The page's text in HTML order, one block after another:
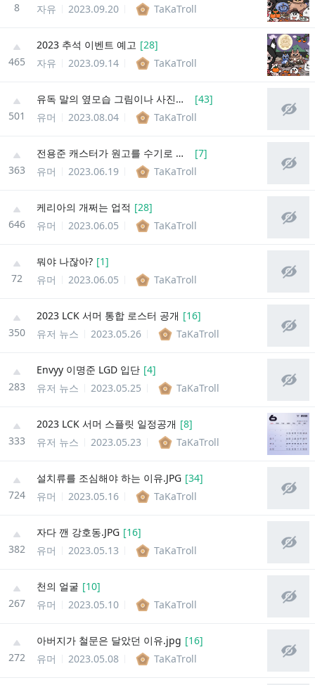
8
자유
2023.09.20 TaKaTroll
465
2023 추석 이벤트 예고 [28]
자유
2023.09.14 TaKaTroll
501
유독 말의 옆모습 그림이나 사진이 많은 이유.jpg [43]
유머
2023.08.04 TaKaTroll
363
전용준 캐스터가 원고를 수기로 작성하는 이유.jpg [7]
유머
2023.06.19 TaKaTroll
646
케리아의 개쩌는 업적 [28]
유머
2023.06.05 TaKaTroll
72
뭐야 나잖아? [1]
유머
2023.06.05 TaKaTroll
350
2023 LCK 서머 통합 로스터 공개 [16]
유저 뉴스
2023.05.26 TaKaTroll
283
Envyy 이명준 LGD 입단 [4]
유저 뉴스
2023.05.25 TaKaTroll
333
2023 LCK 서머 스플릿 일정공개 [8]
유저 뉴스
2023.05.23 TaKaTroll
724
설치류를 조심해야 하는 이유.JPG [34]
유머
2023.05.16 TaKaTroll
382
자다 깬 강호동.JPG [16]
유머
2023.05.13 TaKaTroll
267
천의 얼굴 [10]
유머
2023.05.10 TaKaTroll
272
아버지가 철문은 달았던 이유.jpg [16]
유머
2023.05.08 TaKaTroll